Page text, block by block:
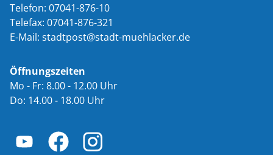
Telefon: 07041-876-10
Telefax: 07041-876-321
E-Mail: st dtp st st dt-m hl ck r d
Öffnungszeiten
Mo - Fr: 8.00 - 12.00 Uhr
Do: 14.00 - 18.00 Uhr